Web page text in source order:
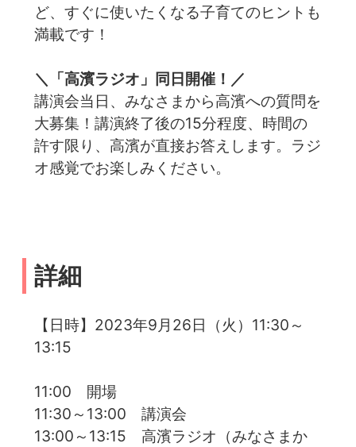
ど、すぐに使いたくなる子育てのヒントも
満載です！
＼「高濱ラジオ」同日開催！／
講演会当日、みなさまから高濱への質問を
大募集！講演終了後の15分程度、時間の
許す限り、高濱が直接お答えします。ラジ
オ感覚でお楽しみください。
詳細
【日時】2023年9月26日（火）11:30～
13:15
11:00 開場
11:30～13:00 講演会
13:00～13:15 高濱ラジオ（みなさまか